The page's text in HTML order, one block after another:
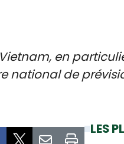
en
national de
LES